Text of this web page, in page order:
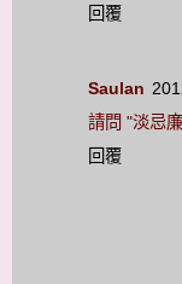
回覆
Saulan
請問 "淡忌
回覆